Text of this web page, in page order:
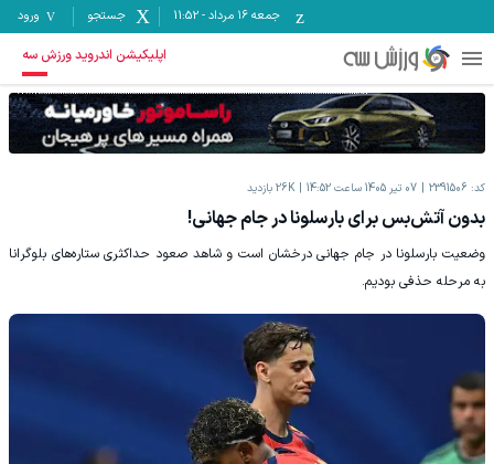
جمعه ۱۶ مرداد -
11:52 جستجو ورود
اپلیکیشن اندروید ورزش سه
کد: 2391506 07 تیر 1405 ساعت 14:52 26K بازدید
بدون آتش‌بس برای بارسلونا در جام جهانی!
وضعیت بارسلونا در جام جهانی درخشان است و شاهد صعود حداکثری ستاره‌های بلوگرانا
به مرحله حذفی بودیم.